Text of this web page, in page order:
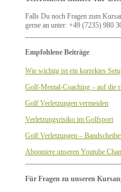
Falls Du noch Fragen zum
gerne an unter: +49 (7235) 980
Empfohlene Beiträge
Wie wichtig ist ein korrektes
Golf-Mental-Coaching – auf die
Golf Verletzungen vermeiden
Verletzungsrisiko im Golfsport
Golf Verletzungen –
Abonniere unseren Youtube
Für Fragen zu unseren